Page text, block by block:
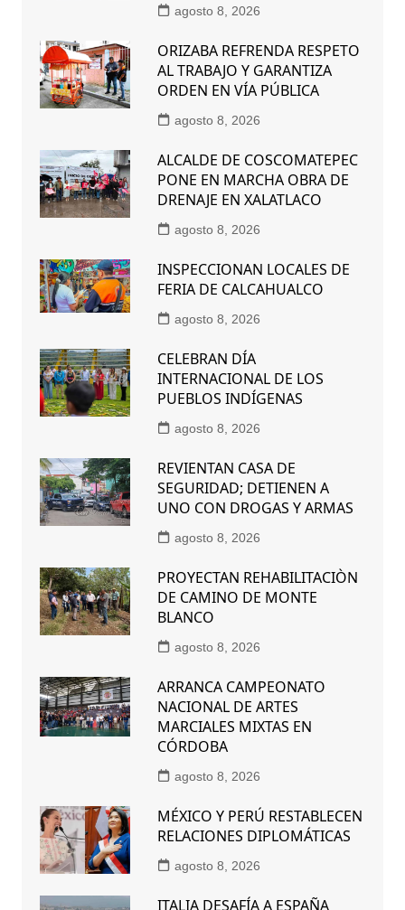
agosto 8, 2026
ORIZABA REFRENDA RESPETO
AL TRABAJO Y GARANTIZA
ORDEN EN VÍA PÚBLICA
agosto 8, 2026
ALCALDE DE COSCOMATEPEC
PONE EN MARCHA OBRA DE
DRENAJE EN XALATLACO
agosto 8, 2026
INSPECCIONAN LOCALES DE
FERIA DE CALCAHUALCO
agosto 8, 2026
CELEBRAN DÍA
INTERNACIONAL DE LOS
PUEBLOS INDÍGENAS
agosto 8, 2026
REVIENTAN CASA DE
SEGURIDAD; DETIENEN A
UNO CON DROGAS Y ARMAS
agosto 8, 2026
PROYECTAN REHABILITACIÒN
DE CAMINO DE MONTE
BLANCO
agosto 8, 2026
ARRANCA CAMPEONATO
NACIONAL DE ARTES
MARCIALES MIXTAS EN
CÓRDOBA
agosto 8, 2026
MÉXICO Y PERÚ RESTABLECEN
RELACIONES DIPLOMÁTICAS
agosto 8, 2026
ITALIA DESAFÍA A ESPAÑA